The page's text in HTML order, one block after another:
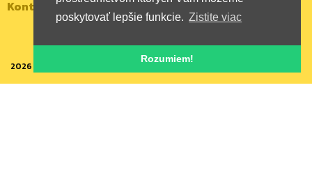
poskytovať lepšie funkcie. Zistite viac
Rozumiem!
Kontaktujte nás
2026 | Všetky autorské práva vyhradené | HYBOX Slovakia, s.r.o.